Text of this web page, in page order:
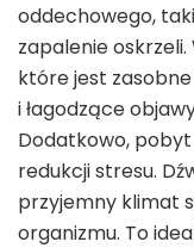
oddechowego,
zapalenie
które jest
i łagodzące
Dodatkowo,
redukcji stresu.
przyjemny klimat
organizmu. To